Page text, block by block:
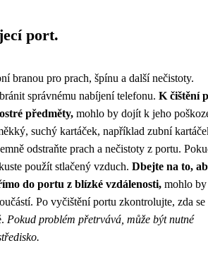
port.
branou pro prach, špínu a další nečistoty.
správnému nabíjení telefonu. K čištění
předměty, mohlo by dojít k jeho
suchý kartáček, například zubní
odstraňte prach a nečistoty z portu.
použít stlačený vzduch. Dbejte na to,
do portu z blízké vzdálenosti, mohlo
Po vyčištění portu zkontrolujte, zda se
Pokud problém přetrvává, může být nutné